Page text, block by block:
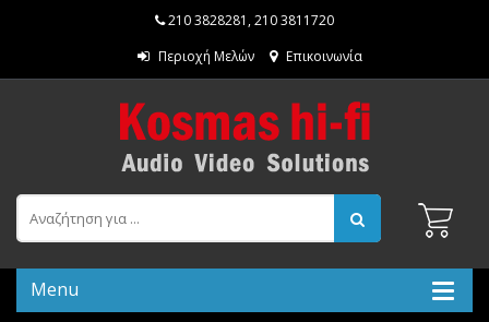
210 3828281 ,210 3811720
Περιοχή Μελών
Επικοινωνία
Menu